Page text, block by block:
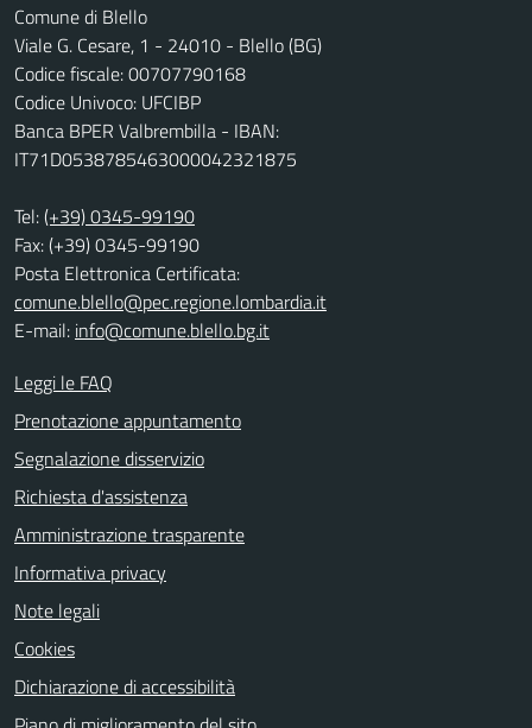
Comune di Blello
Viale G. Cesare, 1 - 24010 - Blello (BG)
Codice fiscale: 00707790168
Codice Univoco: UFCIBP
Banca BPER Valbrembilla - IBAN:
IT71D0538785463000042321875
Tel:(+39) 0345-99190
Fax: (+39) 0345-99190
Posta Elettronica Certificata:
comune.blello@pec.regione.lombardia.it
E-mail: info@comune.blello.bg.it
Leggi le FAQ
Prenotazione appuntamento
Segnalazione disservizio
Richiesta d'assistenza
Amministrazione trasparente
Informativa privacy
Note legali
Cookies
Dichiarazione di accessibilità